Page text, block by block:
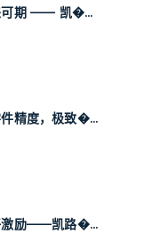
可期 —— 凯�...
精度，极致�...
激励——凯路�...